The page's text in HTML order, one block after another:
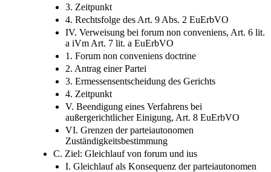
3. Zeitpunkt
4. Rechtsfolge des Art. 9 Abs. 2 EuErbVO
IV. Verweisung bei forum non conveniens, Art. 6 lit.
a iVm Art. 7 lit. a EuErbVO
1. Forum non conveniens doctrine
2. Antrag einer Partei
3. Ermessensentscheidung des Gerichts
4. Zeitpunkt
V. Beendigung eines Verfahrens bei
außergerichtlicher Einigung, Art. 8 EuErbVO
VI. Grenzen der parteiautonomen
Zuständigkeitsbestimmung
C. Ziel: Gleichlauf von forum und ius
I. Gleichlauf als Konsequenz der parteiautonomen